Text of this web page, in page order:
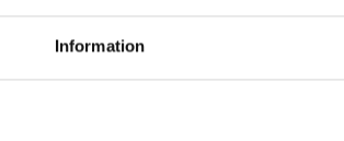
Information